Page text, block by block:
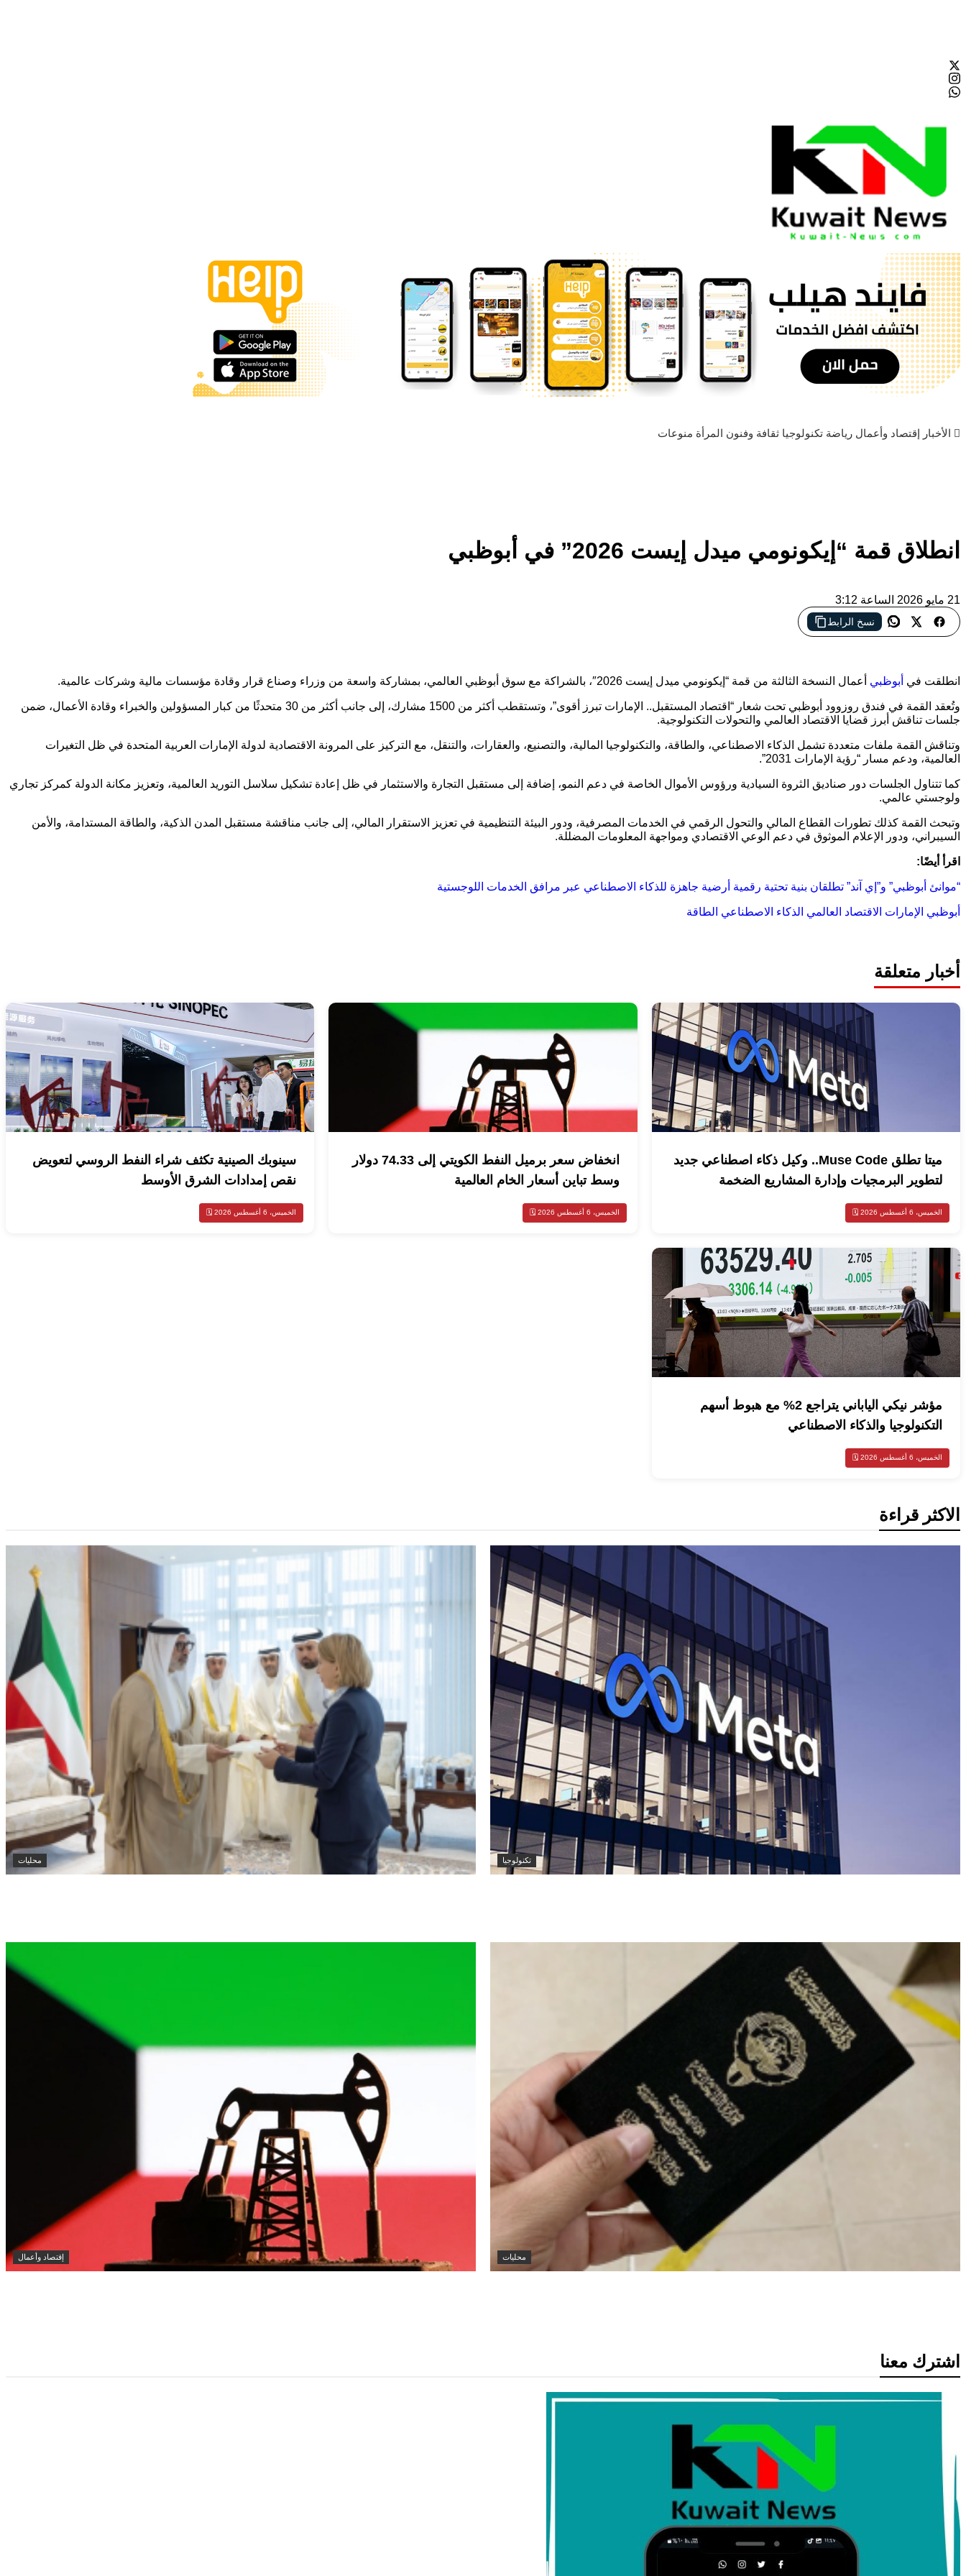
NE
News Elementor
الأخبار إقتصاد وأعمال رياضة تكنولوجيا ثقافة وفنون المرأة منوعات
انطلاق قمة “إيكونومي ميدل إيست 2026” في أبوظبي
21 مايو 2026 الساعة 3:12
نسخ الرابط
انطلقت في أبوظبي أعمال النسخة الثالثة من قمة “إيكونومي ميدل إيست 2026″، بالشراكة مع سوق أبوظبي العالمي، بمشاركة واسعة من وزراء وصناع قرار وقادة مؤسسات مالية وشركات عالمية.
وتُعقد القمة في فندق روزوود أبوظبي تحت شعار “اقتصاد المستقبل.. الإمارات تبرز أقوى”، وتستقطب أكثر من 1500 مشارك، إلى جانب أكثر من 30 متحدثًا من كبار المسؤولين والخبراء وقادة الأعمال، ضمن
جلسات تناقش أبرز قضايا الاقتصاد العالمي والتحولات التكنولوجية.
وتناقش القمة ملفات متعددة تشمل الذكاء الاصطناعي، والطاقة، والتكنولوجيا المالية، والتصنيع، والعقارات، والتنقل، مع التركيز على المرونة الاقتصادية لدولة الإمارات العربية المتحدة في ظل التغيرات
العالمية، ودعم مسار “رؤية الإمارات 2031”.
كما تتناول الجلسات دور صناديق الثروة السيادية ورؤوس الأموال الخاصة في دعم النمو، إضافة إلى مستقبل التجارة والاستثمار في ظل إعادة تشكيل سلاسل التوريد العالمية، وتعزيز مكانة الدولة كمركز تجاري
ولوجستي عالمي.
وتبحث القمة كذلك تطورات القطاع المالي والتحول الرقمي في الخدمات المصرفية، ودور البيئة التنظيمية في تعزيز الاستقرار المالي، إلى جانب مناقشة مستقبل المدن الذكية، والطاقة المستدامة، والأمن
السيبراني، ودور الإعلام الموثوق في دعم الوعي الاقتصادي ومواجهة المعلومات المضللة.
اقرأ أيضًا:
“موانئ أبوظبي” و”إي آند” تطلقان بنية تحتية رقمية أرضية جاهزة للذكاء الاصطناعي عبر مرافق الخدمات اللوجستية
أبوظبي الإمارات الاقتصاد العالمي الذكاء الاصطناعي الطاقة
أخبار متعلقة
ميتا تطلق Muse Code.. وكيل ذكاء اصطناعي جديد
لتطوير البرمجيات وإدارة المشاريع الضخمة
الخميس، 6 أغسطس 2026 🗓️
انخفاض سعر برميل النفط الكويتي إلى 74.33 دولار
وسط تباين أسعار الخام العالمية
الخميس، 6 أغسطس 2026 🗓️
سينوبك الصينية تكثف شراء النفط الروسي لتعويض
نقص إمدادات الشرق الأوسط
الخميس، 6 أغسطس 2026 🗓️
مؤشر نيكي الياباني يتراجع 2% مع هبوط أسهم
التكنولوجيا والذكاء الاصطناعي
الخميس، 6 أغسطس 2026 🗓️
الاكثر قراءة
تكنولوجيا محليات
محليات إقتصاد وأعمال
اشترك معنا